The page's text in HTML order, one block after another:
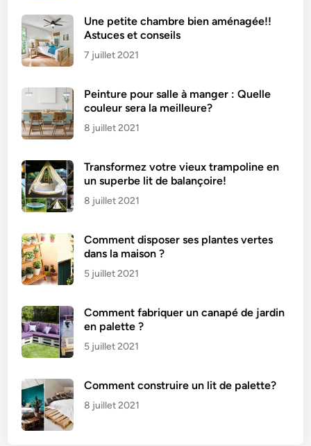
Une petite chambre bien aménagée!!
Astuces et conseils
7 juillet 2021
Peinture pour salle à manger : Quelle
couleur sera la meilleure?
8 juillet 2021
Transformez votre vieux trampoline en
un superbe lit de balançoire!
8 juillet 2021
Comment disposer ses plantes vertes
dans la maison ?
5 juillet 2021
Comment fabriquer un canapé de jardin
en palette ?
5 juillet 2021
Comment construire un lit de palette?
8 juillet 2021